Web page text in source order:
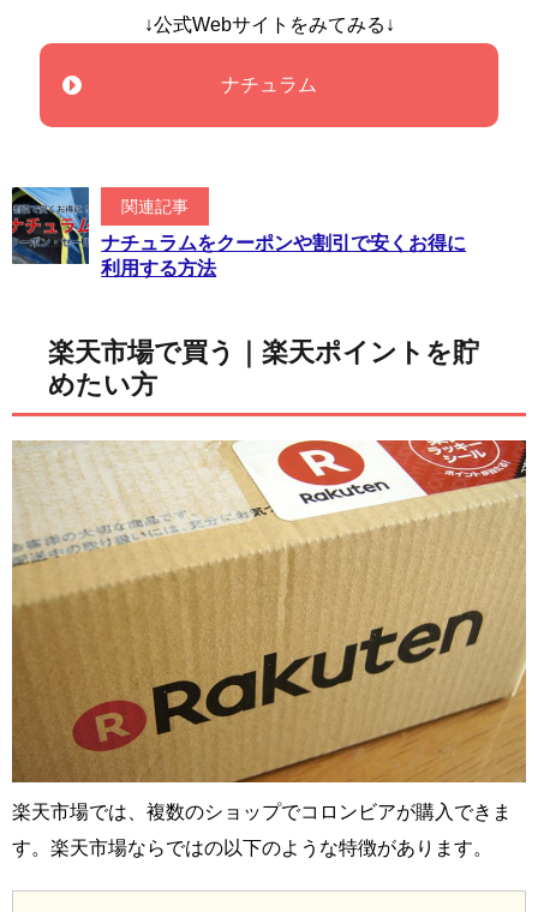
↓公式Webサイトをみてみる↓
ナチュラム
関連記事
ナチュラムをクーポンや割引で安くお得に
利用する方法
楽天市場で買う｜楽天ポイントを貯
めたい方
楽天市場では、複数のショップでコロンビアが購入できま
す。楽天市場ならではの以下のような特徴があります。